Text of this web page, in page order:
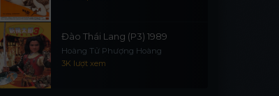
Đào Thái Lang (P3) 1989
Hoàng Tử Phượng Hoàng
3K lượt xem